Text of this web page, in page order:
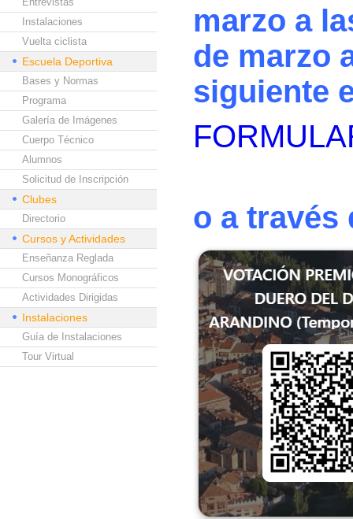
Instalaciones
Vuelta ciclista
Escuela Deportiva
Bases y Normas
Programa
Galería de Imágenes
Cuerpo Técnico
Alumnos
Solicitud de Inscripción
Clubes
Directorio
Cursos y Actividades
Enseñanza Reglada
Cursos Monográficos
Actividades Dirigidas
Instalaciones
Guía de Instalaciones
Tour Virtual
marzo a
de marzo
siguiente
o a través